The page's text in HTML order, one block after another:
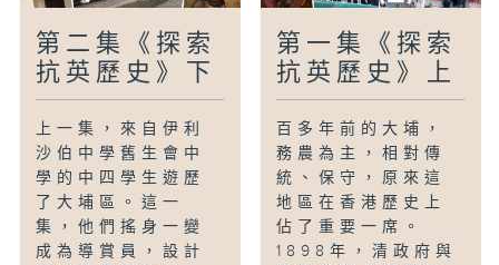
第二集《探索
抗英歷史》下
上一集，來自伊利
沙伯中學舊生會中
學的中四學生遊歷
了大埔區。這一
集，他們搖身一變
成為導賞員，設計
第一集《探索
抗英歷史》上
百多年前的大埔，
務農為主，相對傳
統、保守，原來這
地區在香港歷史上
佔了重要一席。
1898年，清政府與